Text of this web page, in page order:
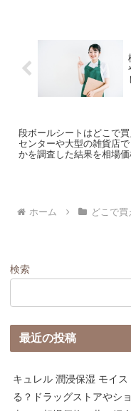
段ボールシートはどこで
センターや大型の雑貨店
かを調査した結果を相場
ホーム どこで
検索
最近の投稿
キュレル 潤浸保湿 モイ
る？ドラッグストアやシ